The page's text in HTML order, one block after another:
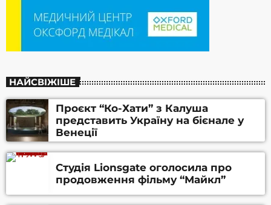
НАЙСВІЖІШЕ
Проєкт “Ко-Хати” з Калуша
представить Україну на бієнале у
Венеції
Студія Lionsgate оголосила про
продовження фільму “Майкл”